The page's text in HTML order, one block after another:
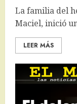
La familia del
Maciel, inició
LEER MÁS